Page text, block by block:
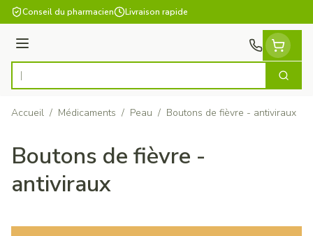
Aller au contenu
Conseil du pharmacien Livraison rapide
Menu
Rechercher
Accueil / Médicaments / Peau / Boutons de fièvre - antiviraux
Boutons de fièvre -
antiviraux